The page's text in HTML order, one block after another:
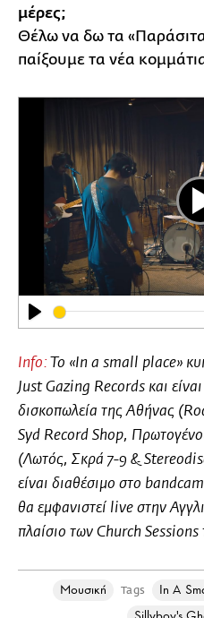
μέρες;
Θέλω να δω τα
παίξουμε τα νέα
Play
Info: To «Ιn a small place»
Just Gazing Records και
δισκοπωλεία της Αθήνας
Syd Record Shop,
(Λωτός, Σκρά 7-9 &
είναι διαθέσιμο στο
θα εμφανιστεί live στην
πλαίσιο των Church
Μουσική Tags In A